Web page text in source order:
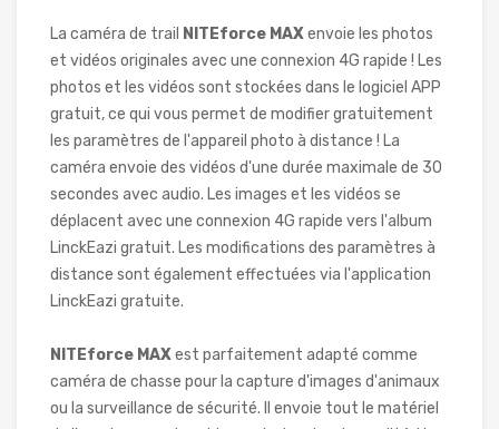
La caméra de trail NITEforce MAXenvoie les photos
et vidéos originales avec une connexion 4G rapide ! Les
photos et les vidéos sont stockées dans le logiciel APP
gratuit, ce qui vous permet de modifier gratuitement
les paramètres de l'appareil photo à distance ! La
caméra envoie des vidéos d'une durée maximale de 30
secondes avec audio. Les images et les vidéos se
déplacent avec une connexion 4G rapide vers l'album
LinckEazi gratuit. Les modifications des paramètres à
distance sont également effectuées via l'application
LinckEazi gratuite.
NITEforce MAXest parfaitement adapté comme
caméra de chasse pour la capture d'images d'animaux
ou la surveillance de sécurité. Il envoie tout le matériel